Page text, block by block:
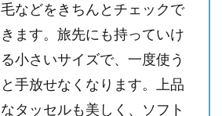
毛などをきちんとチェックで
きます。旅先にも持っていけ
る小さいサイズで、一度使う
と手放せなくなります。上品
なタッセルも美しく、ソフト